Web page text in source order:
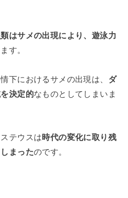
はサメの出現により、遊泳力
す。
下におけるサメの出現は、 ダ
決定的なものとしてしまいま
テウスは時代の変化に取り残
まったのです。